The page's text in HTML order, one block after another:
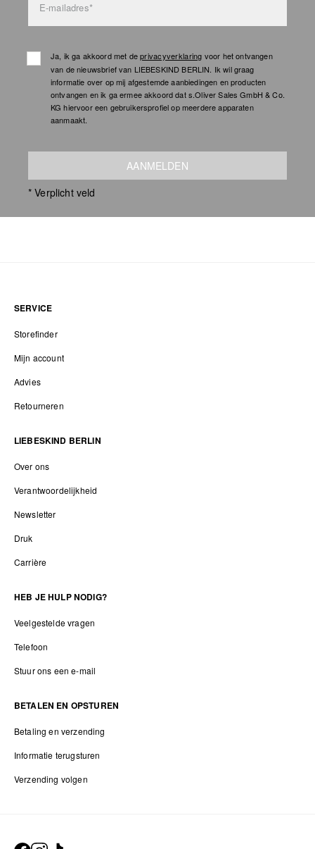
E-mailadres*
Ja, ik ga akkoord met deprivacyverklaring voor het ontvangen
van de nieuwsbrief van LIEBESKIND BERLIN. Ik wil graag
informatie over op mij afgestemde aanbiedingen en producten
ontvangen en ik ga ermee akkoord dat s.Oliver Sales GmbH & Co.
KG hiervoor een gebruikersprofiel op meerdere apparaten
aanmaakt.
AANMELDEN
* Verplicht veld
SERVICE
Storefinder
Mijn account
Advies
Retourneren
LIEBESKIND BERLIN
Over ons
Verantwoordelijkheid
Newsletter
Druk
Carrière
HEB JE HULP NODIG?
Veelgestelde vragen
Telefoon
Stuur ons een e-mail
BETALEN EN OPSTUREN
Betaling en verzending
Informatie terugsturen
Verzending volgen